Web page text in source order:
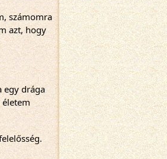
számomra
azt, hogy
egy drága